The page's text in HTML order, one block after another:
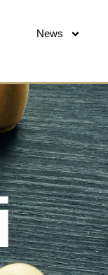
News